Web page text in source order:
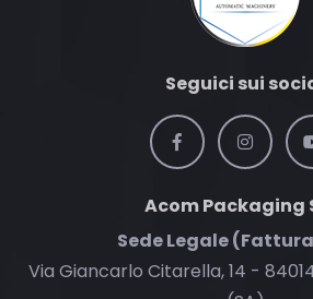
Seguici sui
Acom Packaging
Sede Legale
Via Giancarlo Citarella, 14 -